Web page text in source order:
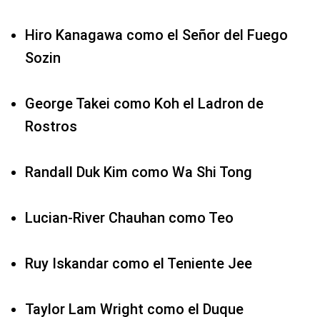
Hiro Kanagawa como el Señor del Fuego
Sozin
George Takei como Koh el Ladron de
Rostros
Randall Duk Kim como Wa Shi Tong
Lucian-River Chauhan como Teo
Ruy Iskandar como el Teniente Jee
Taylor Lam Wright como el Duque